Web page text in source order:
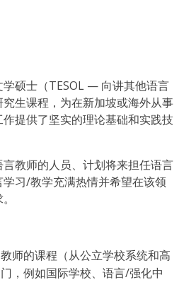
硕士（TESOL — 向讲其他语言
生课程，为在新加坡或海外从事
提供了坚实的理论基础和实践技
教师的人员、计划将来担任语言
习/教学充满热情并希望在该领
师的课程（从公立学校系统和高
，例如国际学校、语言/强化中